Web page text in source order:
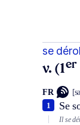
se
v. (1er
FR
Se
1
Il se